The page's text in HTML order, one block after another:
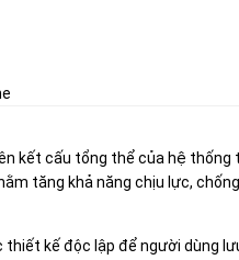
kết cấu tổng thể của hệ
tăng khả năng chịu lực,
thiết kế độc lập để người dùng